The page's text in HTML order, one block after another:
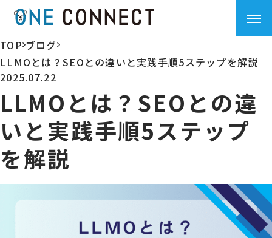
TOP>ブログ>
LLMOとは？SEOとの違いと実践手順5ステップを解説
2025.07.22
LLMOとは？SEOとの違
いと実践手順5ステップ
を解説